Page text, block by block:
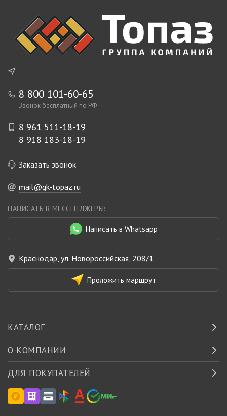
8 800 101-60-65
Звонок бесплатный по РФ
8 961 511-18-19
8 918 183-18-19
Заказать звонок
mail@gk-topaz.ru
НАПИСАТЬ В МЕССЕНДЖЕРЫ:
Написать в Whatsapp
Краснодар, ул. Новороссийская, 208/1
Проложить маршрут
КАТАЛОГ
О КОМПАНИИ
ДЛЯ ПОКУПАТЕЛЕЙ